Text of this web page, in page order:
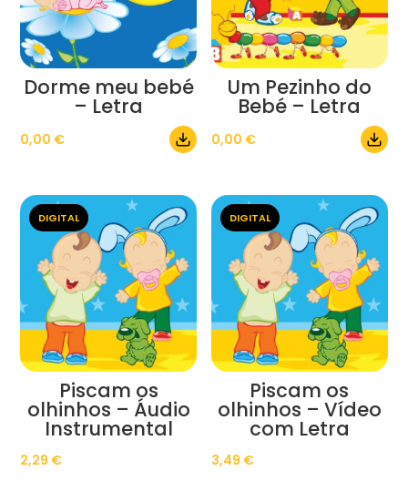
Dorme meu bebé
– Letra
0,00 €
Um Pezinho do
Bebé – Letra
0,00 €
DIGITAL
Piscam os
olhinhos – Áudio
Instrumental
2,29 €
DIGITAL
Piscam os
olhinhos – Vídeo
com Letra
3,49 €